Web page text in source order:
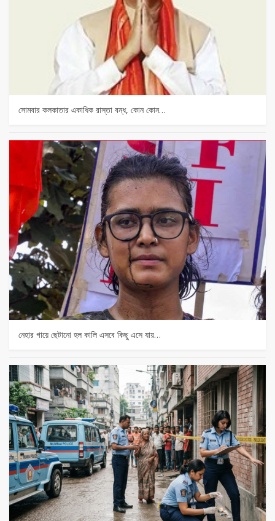
সোমবার কলকাতার একাধিক রাস্তা বন্ধ, কোন কোন…
নেহার গায়ে ছেটানো হল কালি এসবে কিছু এসে যায়…